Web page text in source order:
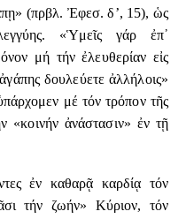
(πρβλ. Ἐφεσ. δ’, 15), ὡς
«Ὑμεῖς γάρ ἐπ᾿
μή τήν ἐλευθερίαν εἰς
δουλεύετε ἀλλήλοις»
μέ τόν τρόπον τῆς
«κοινήν ἀνάστασιν» ἐν τῇ
ἐν καθαρᾷ καρδίᾳ τόν
τήν ζωήν» Κύριον, τόν